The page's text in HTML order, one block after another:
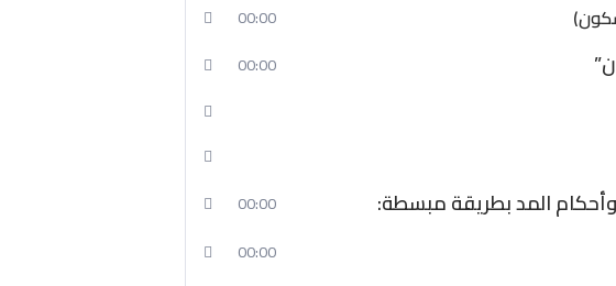
00:00
00:00
المد بطريقة مبسطة: 00:00
00:00